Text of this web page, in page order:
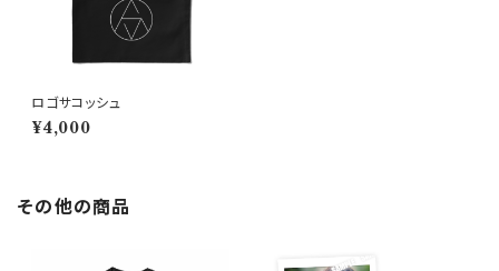
ロゴサコッシュ
¥4,000
その他の商品